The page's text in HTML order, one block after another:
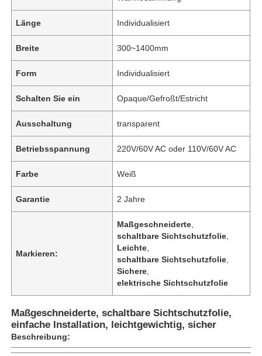
Länge Individualisiert
Breite 300~1400mm
Form Individualisiert
Schalten Sie ein Opaque/Gefroßt/Estricht
Ausschaltung transparent
Betriebsspannung 220V/60V AC oder 110V/60V AC
Farbe Weiß
Garantie 2 Jahre
Markieren:
Maßgeschneiderte
schaltbare Sichtschutzfolie
Leichte
schaltbare Sichtschutzfolie
Sichere
elektrische Sichtschutzfolie
Maßgeschneiderte, schaltbare Sichtschutzfolie,
einfache Installation, leichtgewichtig, sicher
Beschreibung: